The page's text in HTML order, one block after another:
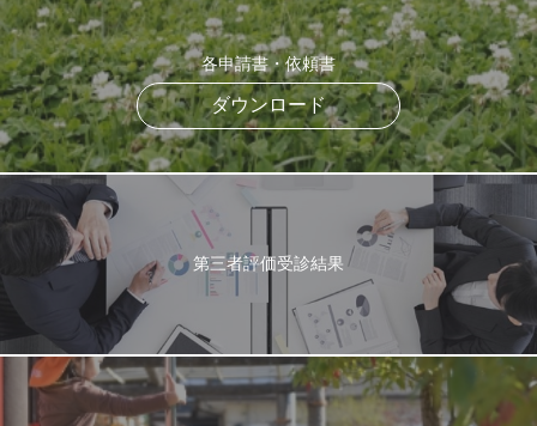
各申請書・依頼書
ダウンロード
第三者評価受診結果